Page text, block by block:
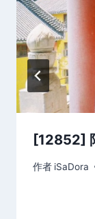
[12852]
作者 iSaDora